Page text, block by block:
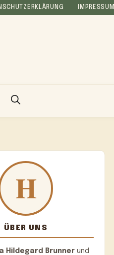
IMPRESSUM
ÜBER UNS
Hildegard Brunnerund